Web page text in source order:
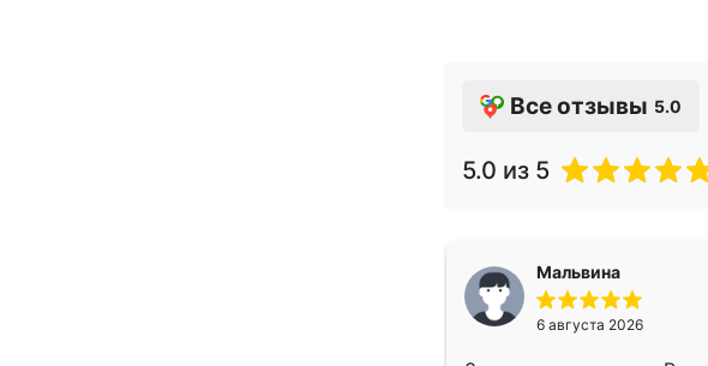
Все отзывы 5.0
5.0 из 5
Мальвина
6 августа 2026